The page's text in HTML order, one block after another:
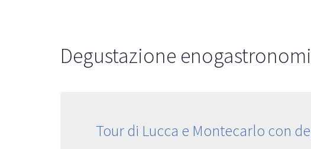
Degustazione
Tour di Lucca e Montecarlo con